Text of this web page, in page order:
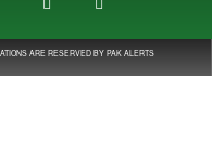
ARE RESERVED BY PAK ALERTS